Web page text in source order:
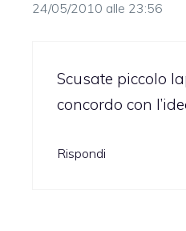
24/05/2010 alle 23:56
Scusate piccolo
concordo con
Rispondi